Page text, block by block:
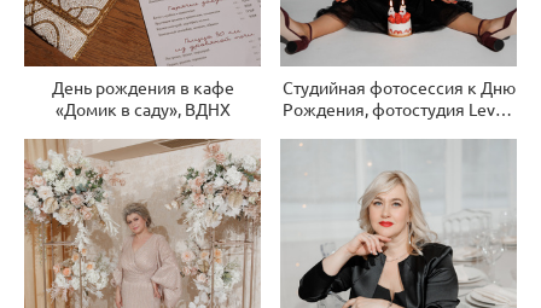
День рождения в кафе
«Домик в саду», ВДНХ
Студийная фотосессия к Дню
Рождения, фотостудия Level-